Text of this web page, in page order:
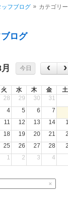
ッフブログ » カテゴリ
ログ
今日
火 水 木 金
土
28 29 30 31
4 5 6 7
11 12 13 14
18 19 20 21
25 26 27 28
1 2 3 4
×